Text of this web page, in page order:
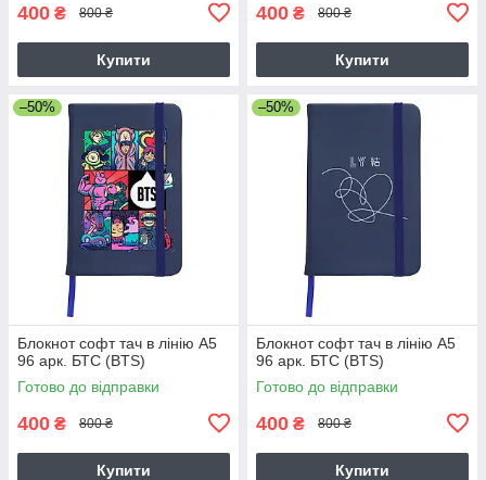
400 ₴ 800 ₴
Купити
400 ₴ 800 ₴
Купити
–50%
Блокнот софт тач в лінію А5
96 арк. БТС (BTS)
Готово до відправки
400 ₴ 800 ₴
Купити
–50%
Блокнот софт тач в лінію А5
96 арк. БТС (BTS)
Готово до відправки
400 ₴ 800 ₴
Купити